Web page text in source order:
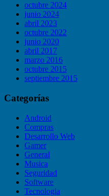
octubre 2024
junio 2024
abril 2023
octubre 2022
junio 2020
abril 2017
marzo 2016
octubre 2015
septiembre 2015
Categorías
Android
Compras
Desarrollo Web
Gamer
General
Musica
Seguridad
Software
Tecnologia